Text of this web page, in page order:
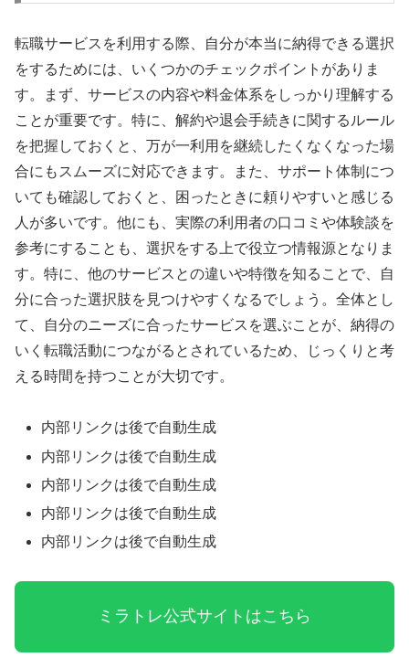
転職サービスを利用する際、自分が本当に納得できる選択
をするためには、いくつかのチェックポイントがありま
す。まず、サービスの内容や料金体系をしっかり理解する
ことが重要です。特に、解約や退会手続きに関するルール
を把握しておくと、万が一利用を継続したくなくなった場
合にもスムーズに対応できます。また、サポート体制につ
いても確認しておくと、困ったときに頼りやすいと感じる
人が多いです。他にも、実際の利用者の口コミや体験談を
参考にすることも、選択をする上で役立つ情報源となりま
す。特に、他のサービスとの違いや特徴を知ることで、自
分に合った選択肢を見つけやすくなるでしょう。全体とし
て、自分のニーズに合ったサービスを選ぶことが、納得の
いく転職活動につながるとされているため、じっくりと考
える時間を持つことが大切です。
内部リンクは後で自動生成
内部リンクは後で自動生成
内部リンクは後で自動生成
内部リンクは後で自動生成
内部リンクは後で自動生成
ミラトレ公式サイトはこちら